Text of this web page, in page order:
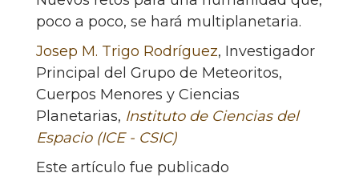
poco a poco, se hará multiplanetaria.
Josep M. Trigo Rodríguez, Investigador
Principal del Grupo de Meteoritos,
Cuerpos Menores y Ciencias
Planetarias, Instituto de Ciencias del
Espacio (ICE - CSIC)
Este artículo fue publicado